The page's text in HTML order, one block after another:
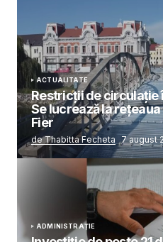
ACTUALITATE
Restricții de circulație
Se lucrează la
Fier
de Thabitta Fecheta 7 august
ADMINISTRAȚIE